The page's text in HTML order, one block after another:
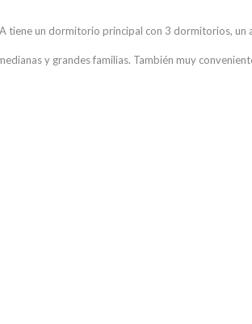
A tiene un dormitorio principal con 3 dormitorios,
y grandes familias. También muy